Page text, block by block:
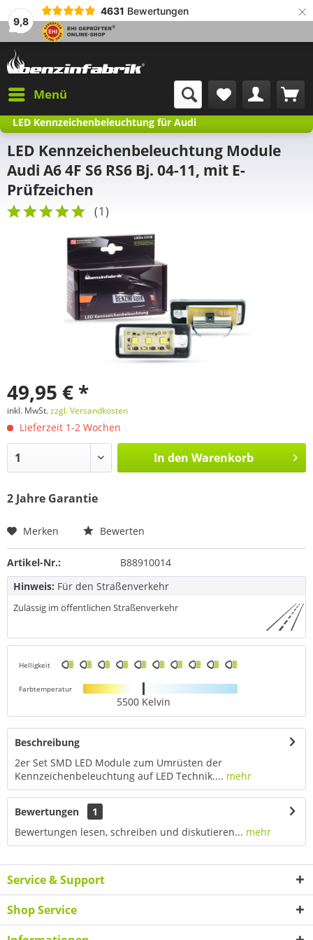
9,8
4631 Bewertungen ×
Menü
LED Kennzeichenbeleuchtung für Audi
LED Kennzeichenbeleuchtung Module
Audi A6 4F S6 RS6 Bj. 04-11, mit E-
Prüfzeichen
(1)
49,95 € *
inkl. MwSt.zzgl. Versandkosten
Lieferzeit 1-2 Wochen
In den Warenkorb
2 Jahre Garantie
Merken Bewerten
Artikel-Nr.:
B88910014
Hinweis: Für den Straßenverkehr
Zulässig im öffentlichen Straßenverkehr
Helligkeit
Farbtemperatur
5500 Kelvin
Beschreibung
2er Set SMD LED Module zum Umrüsten der
Kennzeichenbeleuchtung auf LED Technik.... mehr
Bewertungen
1
Bewertungen lesen, schreiben und diskutieren... mehr
Service & Support
Shop Service